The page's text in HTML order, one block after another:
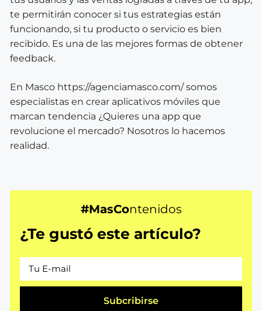
te permitirán conocer si tus estrategias están
funcionando, si tu producto o servicio es bien
recibido. Es una de las mejores formas de obtener
feedback.
En Masco https://agenciamasco.com/ somos
especialistas en crear aplicativos móviles que
marcan tendencia ¿Quieres una app que
revolucione el mercado? Nosotros lo hacemos
realidad.
#MasContenidos
¿Te gustó este artículo?
Subcribirse